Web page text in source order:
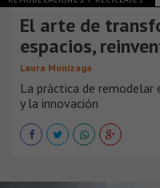
El arte de
espacios,
Laura Munizaga
La práctica de
y la innovación